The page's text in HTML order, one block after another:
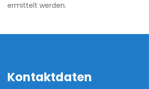
ermittelt werden.
Kontaktdaten